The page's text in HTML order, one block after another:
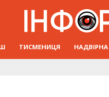
ТИСМЕНИЦЯ НАДВІРНА